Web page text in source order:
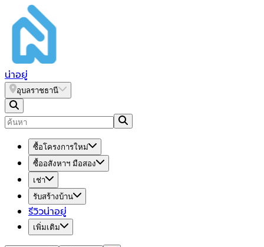
น่าอยู่
อุบลราชธานี
ซื้อโครงการใหม่
ซื้ออสังหาฯ มือสอง
เช่า
รับสร้างบ้าน
รีวิวน่าอยู่
เพิ่มเติม